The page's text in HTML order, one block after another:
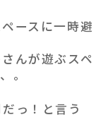
ースに一時避
んが遊ぶスペ
。
っ！と言う